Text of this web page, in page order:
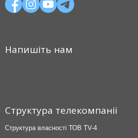
Напишіть нам
Структура телекомпанії
Структура власності ТОВ TV-4